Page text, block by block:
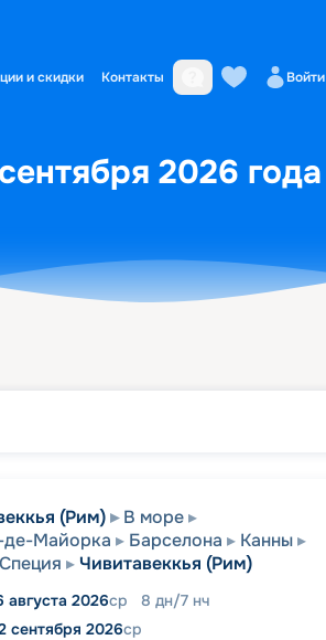
и скидки Контакты Войти
2026 года
(Рим)
В море
де-Майорка
Барселона
Канны
Специя Чивитавеккья (Рим)
августа 2026ср 8 дн/7 нч
сентября 2026ср